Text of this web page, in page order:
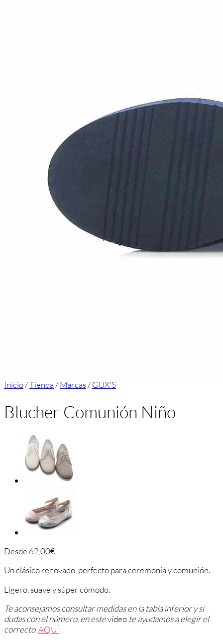
Inicio/Tienda/Marcas/GUX'S
Blucher Comunión Niño
Desde 62,00€
Un clásico renovado, perfecto para ceremonia y comunión.
Ligero, suave y súper cómodo.
Te aconsejamos consultar medidas en la tabla inferior y si
dudas con el número, en estevídeo te ayudamos a elegir el
correcto.AQUÍ.